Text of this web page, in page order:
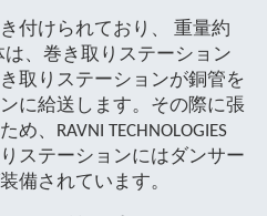
付けられており、 重量約
、巻き取りステーション
取りステーションが銅管を
に給送します。その際に張
、RAVNI TECHNOLOGIES
ステーションにはダンサー
備されています。